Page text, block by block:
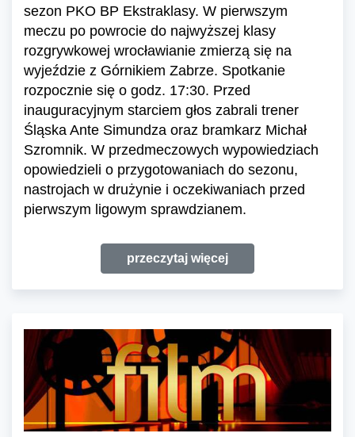
sezon PKO BP Ekstraklasy. W pierwszym
meczu po powrocie do najwyższej klasy
rozgrywkowej wrocławianie zmierzą się na
wyjeździe z Górnikiem Zabrze. Spotkanie
rozpocznie się o godz. 17:30. Przed
inauguracyjnym starciem głos zabrali trener
Śląska Ante Simundza oraz bramkarz Michał
Szromnik. W przedmeczowych wypowiedziach
opowiedzieli o przygotowaniach do sezonu,
nastrojach w drużynie i oczekiwaniach przed
pierwszym ligowym sprawdzianem.
przeczytaj więcej